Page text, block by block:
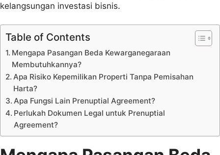
kelangsungan investasi bisnis.
Table of Contents
Mengapa Pasangan Beda Kewarganegaraan
Membutuhkannya?
Apa Risiko Kepemilikan Properti Tanpa Pemisahan
Harta?
Apa Fungsi Lain Prenuptial Agreement?
Perlukah Dokumen Legal untuk Prenuptial
Agreement?